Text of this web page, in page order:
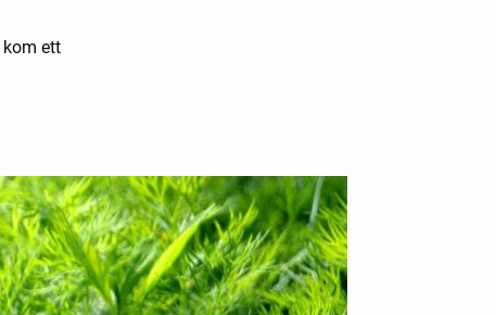
kom ett